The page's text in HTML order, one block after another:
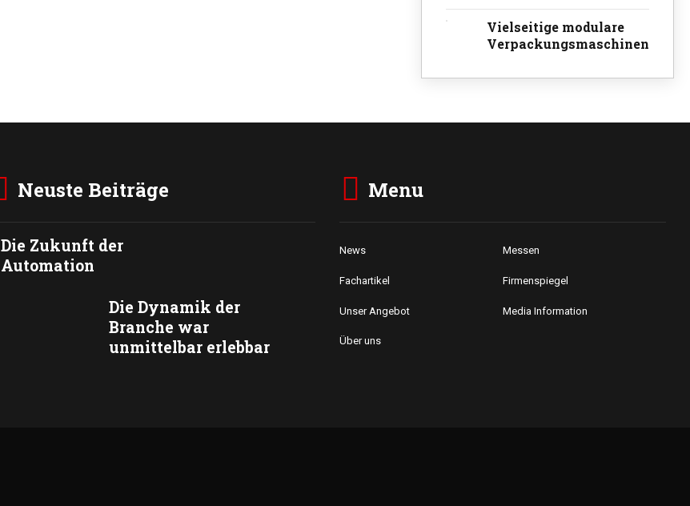
Vielseitige modulare
Verpackungsmaschinen
Neuste Beiträge
Die Zukunft der
Automation
Die Dynamik der
Branche war
unmittelbar erlebbar
Menu
News Messen
Fachartikel Firmenspiegel
Unser Angebot Media Information
Über uns